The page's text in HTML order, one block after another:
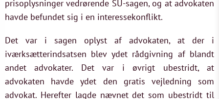
prisoplysninger vedrørende SU-sagen, og at advokaten
havde befundet sig i en interessekonflikt.
Det var i sagen oplyst af advokaten, at der i
iværksætterindsatsen blev ydet rådgivning af blandt
andet advokater. Det var i øvrigt ubestridt, at
advokaten havde ydet den gratis vejledning som
advokat. Herefter lagde nævnet det som ubestridt til